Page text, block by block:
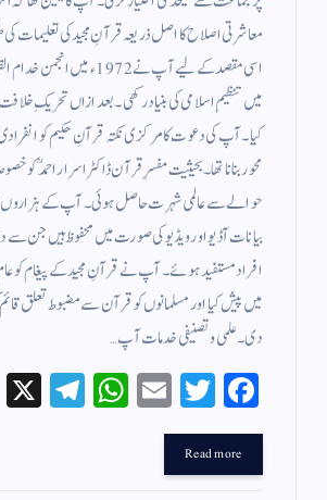
معاشرتی اصلاح کا اصل ذریعہ قرآنِ مجید کی
میں تنظیمِ اسلامی کی بنیاد رکھی۔ بعد ازاں تحریکِ خلافت
کیا۔ آپ کی دعوت کا مرکزی نکتہ قرآنِ حکیم کو انفرادی
محور بنانا تھا۔ بحیثیت مفسرِ قرآن ڈاکٹر اسرار احمدؒ
حوالے سے عالمی شہرت حاصل ہوئی۔ آپ کے ہزاروں
بیانات آڈیو اور ویڈیو کی صورت میں محفوظ ہیں جن سے
افراد مستفید ہوئے۔ آپ نے قرآنِ مجید کے پیغام کو
میں پیش کیا اور مسلمانوں کو قرآن سے مضبوط تعلق
دی۔ علمی و تصنیفی خدمات آپ…
Fa
ce
bo
T
wi
E
m
W
ha
Te
le
Read more